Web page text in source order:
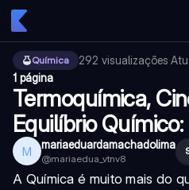
Química 292 visualizações·
1 página
Termoquímica,
Equilíbrio
M mariaeduardamachadolima
@mariaedua_vtnv8
A Química é muito mais do